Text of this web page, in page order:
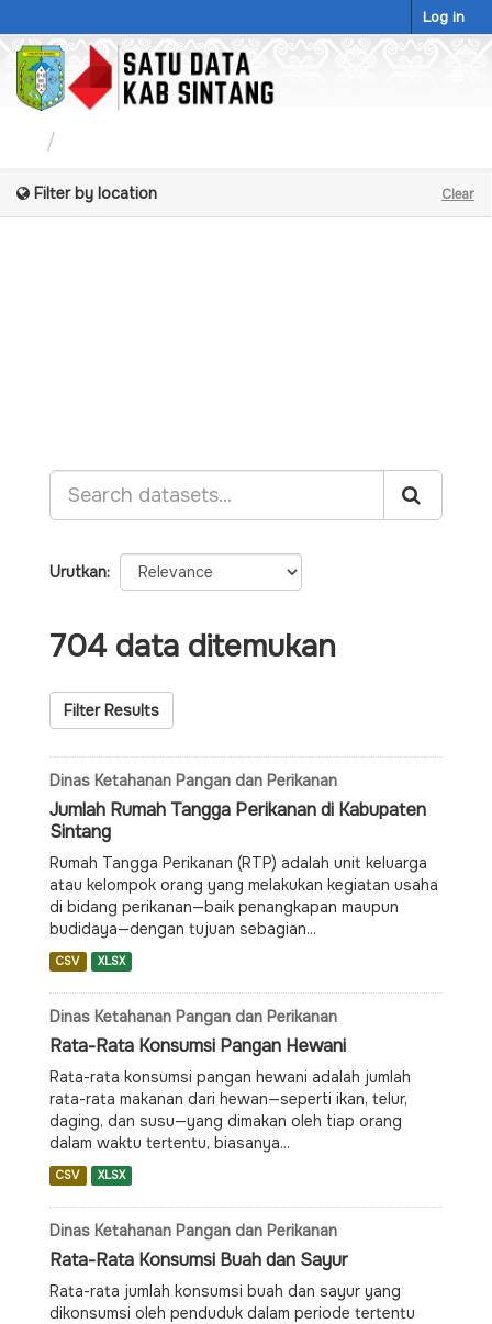
to
content
Log in
Filter by location Clear
Urutkan
704 data ditemukan
Filter Results
Dinas Ketahanan Pangan dan Perikanan
Jumlah Rumah Tangga Perikanan di Kabupaten
Sintang
Rumah Tangga Perikanan (RTP) adalah unit keluarga
atau kelompok orang yang melakukan kegiatan usaha
di bidang perikanan—baik penangkapan maupun
budidaya—dengan tujuan sebagian...
CSV XLSX
Dinas Ketahanan Pangan dan Perikanan
Rata-Rata Konsumsi Pangan Hewani
Rata-rata konsumsi pangan hewani adalah jumlah
rata-rata makanan dari hewan—seperti ikan, telur,
daging, dan susu—yang dimakan oleh tiap orang
dalam waktu tertentu, biasanya...
CSV XLSX
Dinas Ketahanan Pangan dan Perikanan
Rata-Rata Konsumsi Buah dan Sayur
Rata-rata jumlah konsumsi buah dan sayur yang
dikonsumsi oleh penduduk dalam periode tertentu